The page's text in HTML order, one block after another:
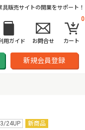
販売サイトの開業をサポート！
用ガイド お問合せ
0
カート
新規会員登録
24UP 新商品